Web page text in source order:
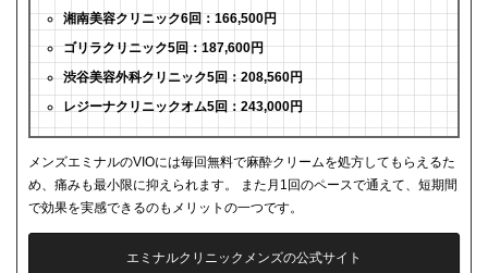
湘南美容クリニック6回：166,500円
ゴリラクリニック5回：187,600円
渋谷美容外科クリニック5回：208,560円
レジーナクリニックオム5回：243,000円
メンズエミナルのVIOには毎回無料で麻酔クリームを処方してもらえるた
め、痛みも最小限に抑えられます。 また月1回のペースで通えて、短期間
で効果を実感できるのもメリットの一つです。
エミナルクリニックメンズの公式サイト